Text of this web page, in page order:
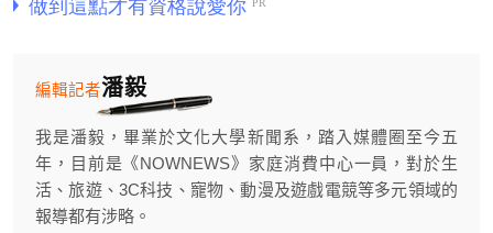
潘毅
編輯記者
我是潘毅，畢業於文化大學新聞系，踏入媒體圈至今五
年，目前是《NOWNEWS》家庭消費中心一員，對於生
活、旅遊、3C科技、寵物、動漫及遊戲電競等多元領域的
報導都有涉略。